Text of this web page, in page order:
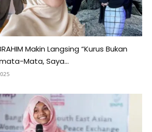
Makin Langsing “Kurus Bukan
Mata, Saya...